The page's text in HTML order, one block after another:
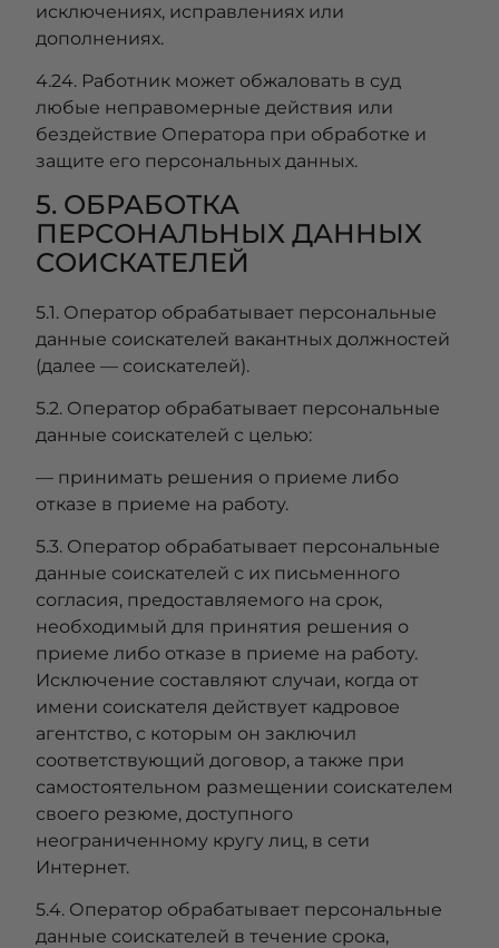
исключениях, исправлениях или
дополнениях.
4.24. Работник может обжаловать в суд
любые неправомерные действия или
бездействие Оператора при обработке и
защите его персональных данных.
5. ОБРАБОТКА
ПЕРСОНАЛЬНЫХ ДАННЫХ
СОИСКАТЕЛЕЙ
5.1. Оператор обрабатывает персональные
данные соискателей вакантных должностей
(далее — соискателей).
5.2. Оператор обрабатывает персональные
данные соискателей с целью:
— принимать решения о приеме либо
отказе в приеме на работу.
5.3. Оператор обрабатывает персональные
данные соискателей с их письменного
согласия, предоставляемого на срок,
необходимый для принятия решения о
приеме либо отказе в приеме на работу.
Исключение составляют случаи, когда от
имени соискателя действует кадровое
агентство, с которым он заключил
соответствующий договор, а также при
самостоятельном размещении соискателем
своего резюме, доступного
неограниченному кругу лиц, в сети
Интернет.
5.4. Оператор обрабатывает персональные
данные соискателей в течение срока,